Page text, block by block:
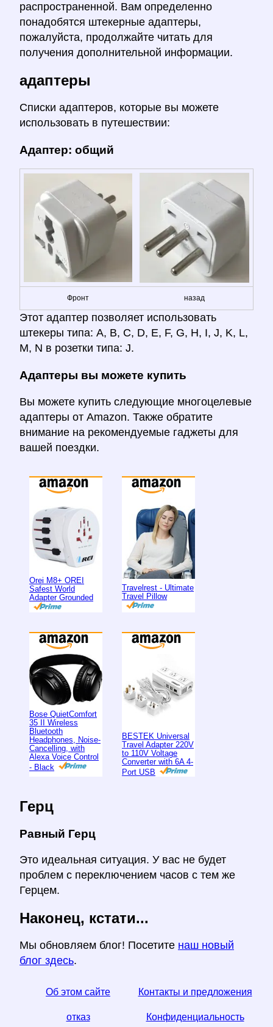
распространенной. Вам определенно
понадобятся штекерные адаптеры,
пожалуйста, продолжайте читать для
получения дополнительной информации.
адаптеры
Списки адаптеров, которые вы можете
использовать в путешествии:
Адаптер: общий
Фронт назад
Этот адаптер позволяет использовать
штекеры типа: A, B, C, D, E, F, G, H, I, J, K, L,
M, N в розетки типа: J.
Адаптеры вы можете купить
Вы можете купить следующие многоцелевые
адаптеры от Amazon. Также обратите
внимание на рекомендуемые гаджеты для
вашей поездки.
Orei M8+ OREI
Safest World
Adapter Grounded
Travelrest - Ultimate
Travel Pillow
Bose QuietComfort
35 II Wireless
Bluetooth
Headphones, Noise-
Cancelling, with
Alexa Voice Control
- Black
BESTEK Universal
Travel Adapter 220V
to 110V Voltage
Converter with 6A 4-
Port USB
Герц
Равный Герц
Это идеальная ситуация. У вас не будет
проблем с переключением часов с тем же
Герцем.
Наконец, кстати...
Мы обновляем блог! Посетите наш новый
блог здесь.
Об этом сайте Контакты и предложения
отказ Конфиденциальность